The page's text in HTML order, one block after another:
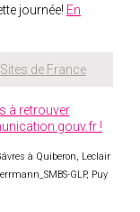
journée! En
de France
à retrouver
!
à Quiberon, Leclair
GLP, Puy